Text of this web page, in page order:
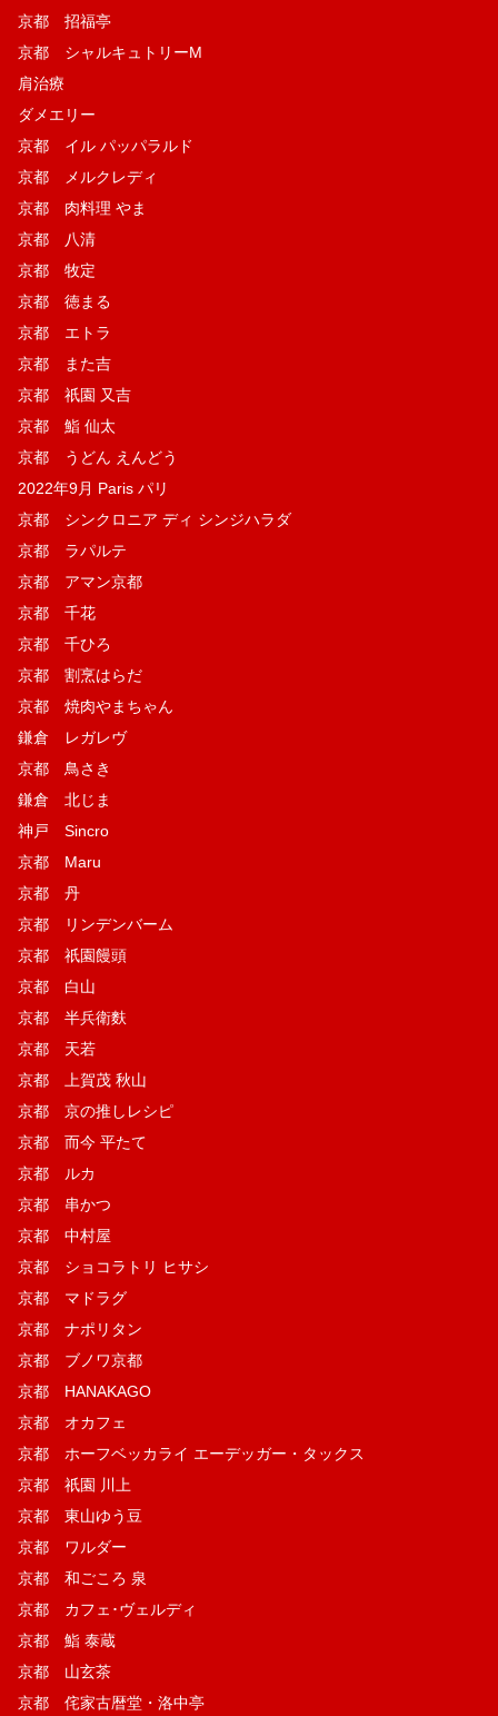
京都 招福亭
京都 シャルキュトリーM
肩治療
ダメエリー
京都 イル パッパラルド
京都 メルクレディ
京都 肉料理 やま
京都 八清
京都 牧定
京都 徳まる
京都 エトラ
京都 また吉
京都 祇園 又吉
京都 鮨 仙太
京都 うどん えんどう
2022年9月 Paris パリ
京都 シンクロニア ディ シンジハラダ
京都 ラパルテ
京都 アマン京都
京都 千花
京都 千ひろ
京都 割烹はらだ
京都 焼肉やまちゃん
鎌倉 レガレヴ
京都 鳥さき
鎌倉 北じま
神戸 Sincro
京都 Maru
京都 丹
京都 リンデンバーム
京都 祇園饅頭
京都 白山
京都 半兵衛麩
京都 天若
京都 上賀茂 秋山
京都 京の推しレシピ
京都 而今 平たて
京都 ルカ
京都 串かつ
京都 中村屋
京都 ショコラトリ ヒサシ
京都 マドラグ
京都 ナポリタン
京都 ブノワ京都
京都 HANAKAGO
京都 オカフェ
京都 ホーフベッカライ エーデッガー・タックス
京都 祇園 川上
京都 東山ゆう豆
京都 ワルダー
京都 和ごころ 泉
京都 カフェ･ヴェルディ
京都 鮨 泰蔵
京都 山玄茶
京都 侘家古暦堂・洛中亭